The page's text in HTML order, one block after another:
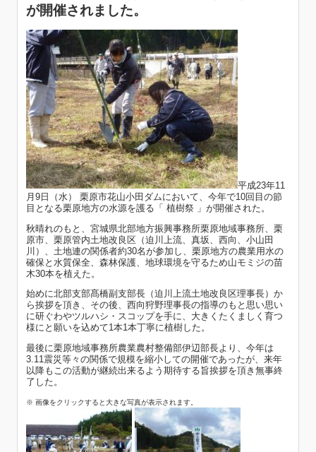
が開催されました。
平成23年11
月9日（水） 栗原市花山小田ダムにおいて、今年で10回目の節
目となる栗原地方の水源を護る「 植樹祭 」が開催された。
秋晴れのもと、宮城県北部地方振興事務所栗原地域事務所、栗
原市、栗原管内土地改良区（迫川上流、真坂、西向、小山田
川）、土地連の関係者約30名が参加し、栗原地方の農業用水の
確保と水質保全、森林保護、地球環境を守るため山モミジの苗
木30本を植えた。
始めに北部支部髙橋副支部長（迫川上流土地改良区理事長）か
ら挨拶を頂き、その後、西向狩野理事長の指導のもと思い思い
に研ぐわやツルハシ・スコップを手に、大きくたくましく育つ
様にと願いを込めて1本1本丁寧に植樹した。
最後に栗原地域事務所農業農村整備部伊辺部長より、今年は
3.11震災等々の関係で規模を縮小しての開催であったが、来年
以降もこの活動が継続出来るよう期待する旨挨拶を頂き無事終
了した。
※ 画像をクリックすると大きな写真が表示されます。